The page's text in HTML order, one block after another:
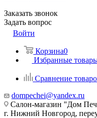
Заказать звонок
Задать вопрос
Войти
Корзина0
Избранные
Сравнение
dompechei@yandex.ru
Салон-магазин "Дом
г. Нижний Новгород,